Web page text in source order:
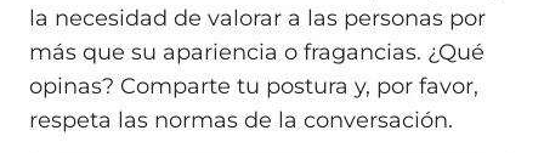
la necesidad de valorar a las personas por
más que su apariencia o fragancias. ¿Qué
opinas? Comparte tu postura y, por favor,
respeta las normas de la conversación.